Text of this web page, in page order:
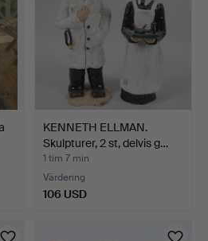
KENNETH ELLMAN.
Skulpturer, 2 st, delvis g…
1 tim 7 min
Värdering
106 USD